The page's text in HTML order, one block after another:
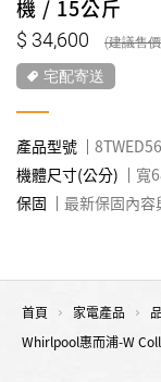
機 / 15公斤
34,600
宅配寄送
產品型號
機體尺寸(公分)
寬
保固
最新保固內容
首頁 家電產品
Whirlpool惠而浦-W